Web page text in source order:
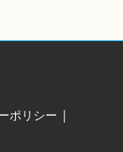
ポリシー